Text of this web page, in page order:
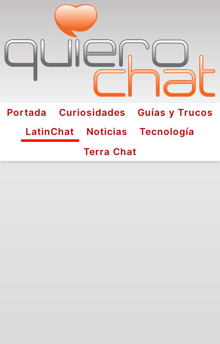
Portada Curiosidades
Guías y Trucos
LatinChat
Noticias
Tecnología
Terra Chat